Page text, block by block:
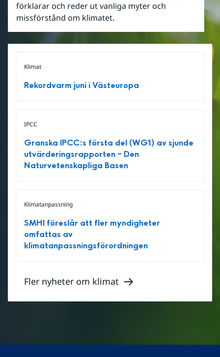
förklarar och reder ut vanliga myter och
missförstånd om klimatet.
Klimat
Rekordvarm juni i Västeuropa
IPCC
Granska IPCC:s första del (WG1) av sjunde
utvärderingsrapporten – Den
Naturvetenskapliga Basen
Klimatanpassning
SMHI föreslår att fler myndigheter
omfattas av
klimatanpassningsförordningen
Fler nyheter om klimat